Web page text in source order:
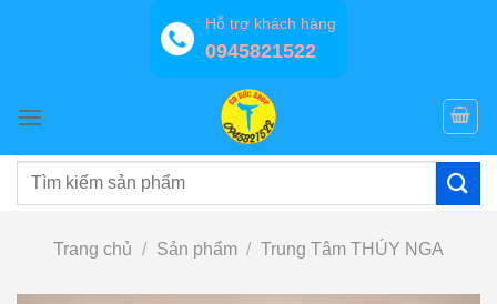
Hỗ trợ khách hàng
0945821522
Tìm
Trang chủ / Sản phẩm / Trung Tâm THÚY NGA